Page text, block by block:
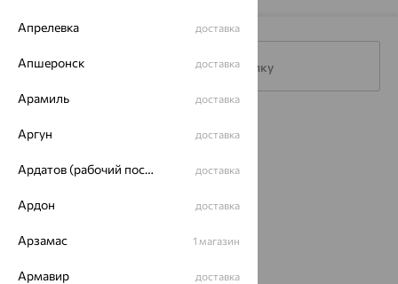
Подписаться на рассылку
Каталог
Акции
Апрелевка доставка
Апшеронск доставка
Арамиль доставка
Аргун доставка
Ардатов (рабочий поселок) доставка
Ардон доставка
Арзамас 1 магазин
Армавир доставка